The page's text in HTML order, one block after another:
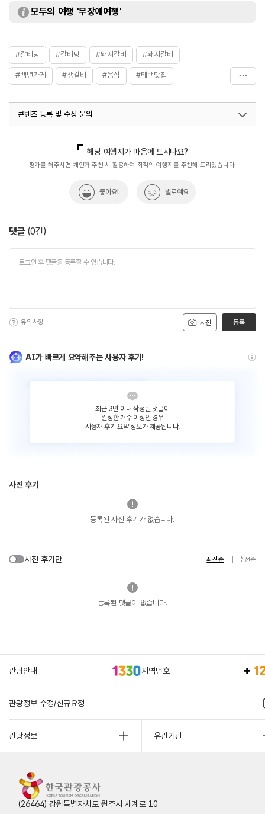
모두의 여행 '무장애여행'
#갈비탕 #갈비탕 #돼지갈비 #돼지갈비
#백년가게 #생갈비 #음식 #태백맛집
콘텐츠 등록 및 수정 문의
해당 여행지가 마음에 드시나요?
평가를 해주시면 개인화 추천 시 활용하여 최적의 여행지를 추천해 드리겠습니다.
좋아요! 별로예요
댓글 (0건)
사진
유의사항 등록
AI가 빠르게 요약해주는 사용자 후기!
최근 3년 이내 작성된 댓글이
일정한 개수 이상인 경우
사용자 후기 요약 정보가 제공됩니다.
사진 후기
등록된 사진 후기가 없습니다.
사진 후기만 최신순 추천순
등록된 댓글이 없습니다.
관광안내 지역번호
관광정보 수정/신규요청
관광정보 유관기관
(26464) 강원특별자치도 원주시 세계로 10